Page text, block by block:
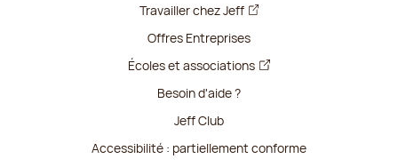
Travailler chez Jeff
Offres Entreprises
Écoles et associations
Besoin d'aide ?
Jeff Club
Accessibilité : partiellement conforme